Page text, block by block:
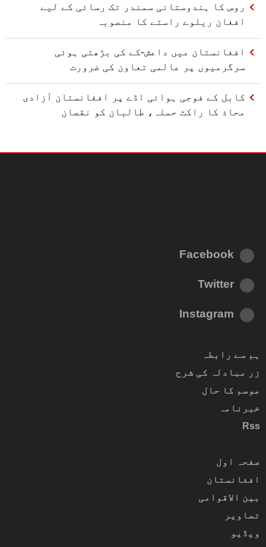
روس کا ہندوستانی سمندر تک رسائی کے لیے
افغان ریلوے راستے کا منصوبہ
افغانستان میں داعش-کے کی بڑھتی ہوئی
سرگرمیوں پر عالمی تعاون کی ضرورت
کابل کے فوجی ہوائی اڈے پر افغانستان آزادی
محاذ کا راکٹ حملہ، طالبان کو نقصان
Facebook
Twitter
Instagram
ہم سے رابطہ
زر مبادلہ کی شرح
موسم کا حال
خبرنامہ
Rss
صفحہ اول
افغانستان
بین الاقوامی
تصاویر
ویڈیو